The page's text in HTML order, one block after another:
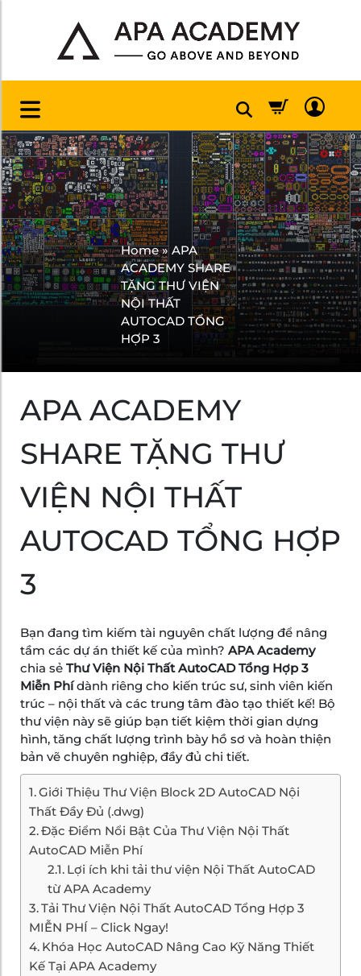
Home» APA
ACADEMY SHARE
TẶNG THƯ VIỆN
NỘI THẤT
AUTOCAD TỔNG
HỢP 3
APA ACADEMY
SHARE TẶNG THƯ
VIỆN NỘI THẤT
AUTOCAD TỔNG HỢP
3
Bạn đang tìm kiếm tài nguyên chất lượng để nâng
tầm các dự án thiết kế của mình? APA Academy
chia sẻ Thư Viện Nội Thất AutoCAD Tổng Hợp 3
Miễn Phídành riêng cho kiến trúc sư, sinh viên kiến
trúc – nội thất và các trung tâm đào tạo thiết kế! Bộ
thư viện này sẽ giúp bạn tiết kiệm thời gian dựng
hình, tăng chất lượng trình bày hồ sơ và hoàn thiện
bản vẽ chuyên nghiệp, đầy đủ chi tiết.
Giới Thiệu Thư Viện Block 2D AutoCAD Nội
Thất Đầy Đủ (.dwg)
Đặc Điểm Nổi Bật Của Thư Viện Nội Thất
AutoCAD Miễn Phí
Lợi ích khi tải thư viện Nội Thất AutoCAD
từ APA Academy
Tải Thư Viện Nội Thất AutoCAD Tổng Hợp 3
MIỄN PHÍ – Click Ngay!
Khóa Học AutoCAD Nâng Cao Kỹ Năng Thiết
Kế Tại APA Academy